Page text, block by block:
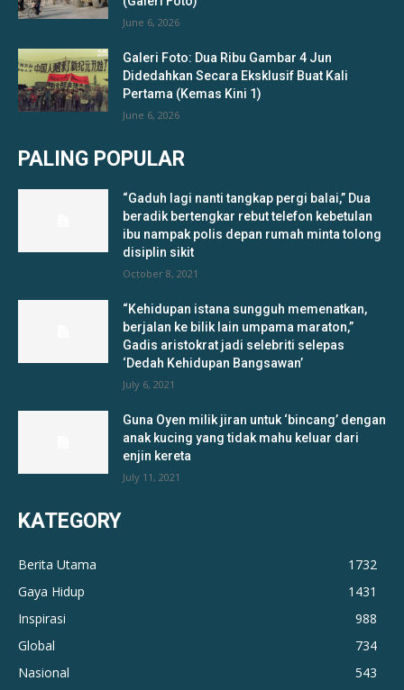
June 6, 2026
Galeri Foto: Dua Ribu Gambar 4 Jun
Didedahkan Secara Eksklusif Buat Kali
Pertama (Kemas Kini 1)
June 6, 2026
PALING POPULAR
“Gaduh lagi nanti tangkap pergi balai,” Dua
beradik bertengkar rebut telefon kebetulan
ibu nampak polis depan rumah minta tolong
disiplin sikit
October 8, 2021
“Kehidupan istana sungguh memenatkan,
berjalan ke bilik lain umpama maraton,”
Gadis aristokrat jadi selebriti selepas
‘Dedah Kehidupan Bangsawan’
July 6, 2021
Guna Oyen milik jiran untuk ‘bincang’ dengan
anak kucing yang tidak mahu keluar dari
enjin kereta
July 11, 2021
KATEGORY
Berita Utama
1732
Gaya Hidup
1431
Inspirasi
988
Global
734
Nasional
543